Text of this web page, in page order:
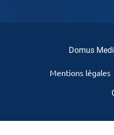
Domus
Mentions légales